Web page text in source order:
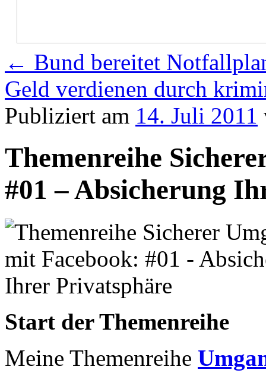
← Bund bereitet
Geld verdienen durch
Publiziert am 14. Juli 2011
Themenreihe
#01 – Absicherung
Start der Themenreihe
Meine Themenreihe